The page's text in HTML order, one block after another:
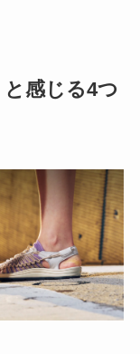
感じる4つ